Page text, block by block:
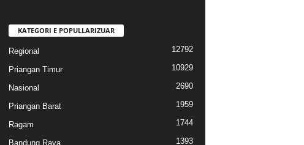
KATEGORI E POPULLARIZUAR
Regional 12792
Priangan Timur 10929
Nasional 2690
Priangan Barat 1959
Ragam 1744
Bandung Raya 1393